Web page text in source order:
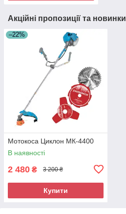
Акційні пропозиції та новинки
–22%
Мотокоса Циклон МК-4400
В наявності
2 480 ₴ 3 200 ₴
Купити